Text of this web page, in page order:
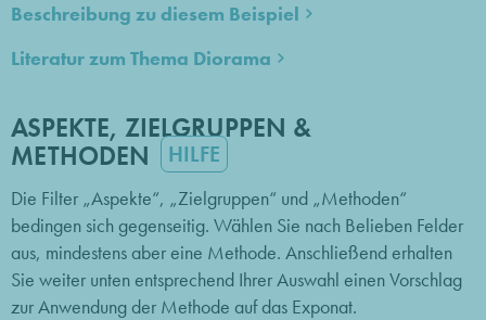
Beschreibung zu diesem Beispiel
Literatur zum Thema Diorama
ASPEKTE, ZIELGRUPPEN &
METHODEN
HILFE
Die Filter „Aspekte“, „Zielgruppen“ und „Methoden“
bedingen sich gegenseitig. Wählen Sie nach Belieben Felder
aus, mindestens aber eine Methode. Anschließend erhalten
Sie weiter unten entsprechend Ihrer Auswahl einen Vorschlag
zur Anwendung der Methode auf das Exponat.